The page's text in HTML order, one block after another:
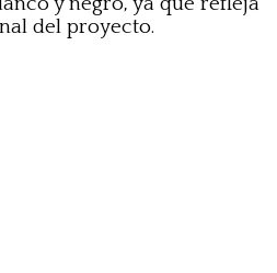
del proyecto.